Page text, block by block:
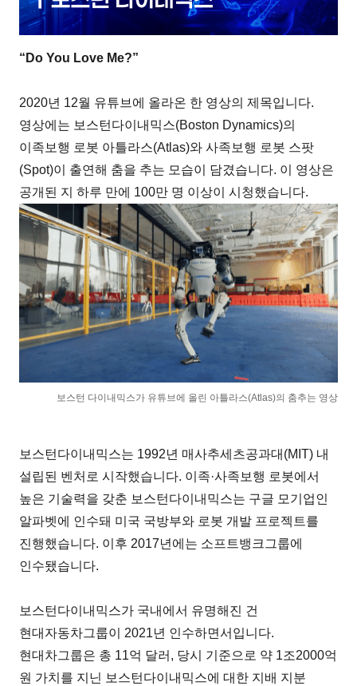
“Do You Love Me?”
2020년 12월 유튜브에 올라온 한 영상의 제목입니다.
영상에는 보스턴다이내믹스(Boston Dynamics)의
이족보행 로봇 아틀라스(Atlas)와 사족보행 로봇 스팟
(Spot)이 출연해 춤을 추는 모습이 담겼습니다. 이 영상은
공개된 지 하루 만에 100만 명 이상이 시청했습니다.
보스턴 다이내믹스가 유튜브에 올린 아틀라스(Atlas)의 춤추는 영상
보스턴다이내믹스는 1992년 매사추세츠공과대(MIT) 내
설립된 벤처로 시작했습니다. 이족·사족보행 로봇에서
높은 기술력을 갖춘 보스턴다이내믹스는 구글 모기업인
알파벳에 인수돼 미국 국방부와 로봇 개발 프로젝트를
진행했습니다. 이후 2017년에는 소프트뱅크그룹에
인수됐습니다.
보스턴다이내믹스가 국내에서 유명해진 건
현대자동차그룹이 2021년 인수하면서입니다.
현대차그룹은 총 11억 달러, 당시 기준으로 약 1조2000억
원 가치를 지닌 보스턴다이내믹스에 대한 지배 지분